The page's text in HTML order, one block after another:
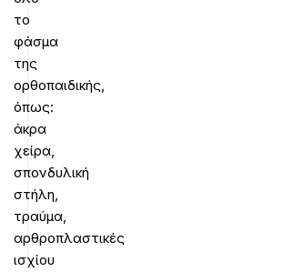
το
φάσμα
της
ορθοπαιδικής,
όπως:
άκρα
χείρα,
σπονδυλική
στήλη,
τραύμα,
αρθροπλαστικές
ισχίου